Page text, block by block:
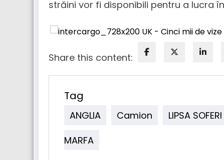
străini vor fi disponibili pentru a lucra
Share this content:
Tag
ANGLIA Camion LIPSA SOFERI
MARFA